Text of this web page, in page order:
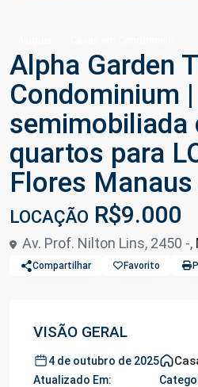
Alpha Garden
Condominium
semimobiliada
quartos para
Flores
LOCAÇÃO R$9.000
Av. Prof. Nilton Lins, 2450 -,
Compartilhar Favorito
VISÃO GERAL
4 de outubro de 2025
Atualizado Em: